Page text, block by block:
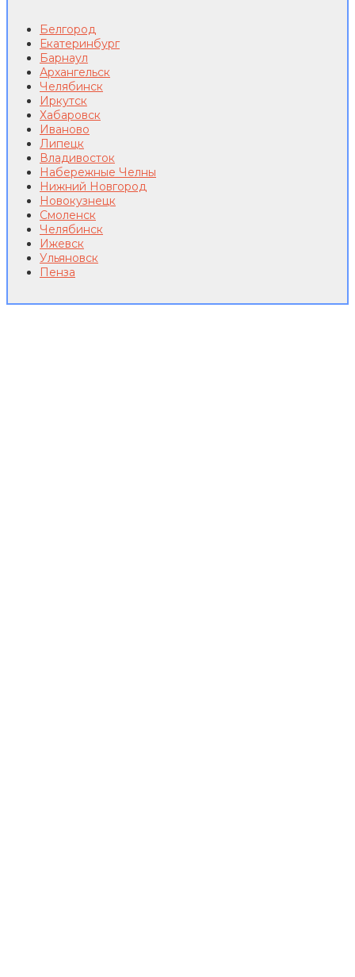
Белгород
Екатеринбург
Барнаул
Архангельск
Челябинск
Иркутск
Хабаровск
Иваново
Липецк
Владивосток
Набережные Челны
Нижний Новгород
Новокузнецк
Смоленск
Челябинск
Ижевск
Ульяновск
Пенза